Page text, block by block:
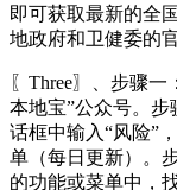
即可获取最新的全
地政府和卫健委的
〖Three〗、步骤
本地宝”公众号。
话框中输入“风险”
单（每日更新）。
的功能或菜单中，